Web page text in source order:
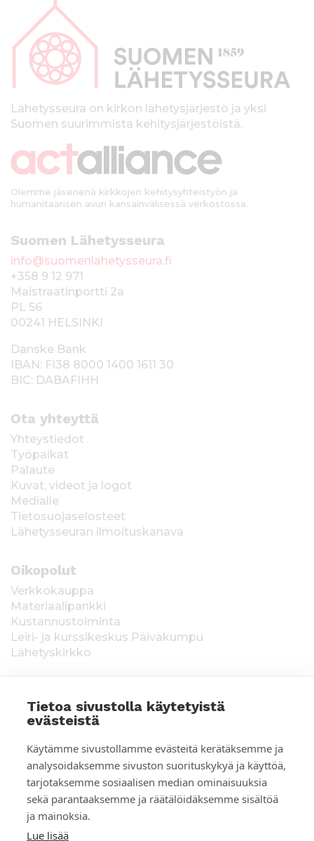
Tietoa sivustolla käytetyistä
evästeistä
Käytämme sivustollamme evästeitä kerätäksemme ja
analysoidaksemme sivuston suorituskykyä ja käyttöä,
tarjotaksemme sosiaalisen median ominaisuuksia
sekä parantaaksemme ja räätälöidäksemme sisältöä
ja mainoksia.
Lue lisää
p
kLähetysseura on kirkon lähetysjärjestö ja yksi
Suomen suurimmista kehitysjärjestöistä.
Olemme jäsenenä kirkkojen kehitysyhteistyön ja
humanitaarisen avun kansainvälisessä verkostossa.
Suomen Lähetysseura
info@suomenlahetysseura.fi
+358 9 12 971
Maistraatinportti 2a
PL 56
00241 HELSINKI
Danske Bank
IBAN: FI38 8000 1400 1611 30
BIC: DABAFIHH
Ota yhteyttä
Yhteystiedot
Työpaikat
Palaute
Kuvat, videot ja logot
Medialle
Tietosuojaselosteet
Lähetysseuran ilmoituskanava
Oikopolut
Verkkokauppa
Materiaalipankki
Kustannustoiminta
Leiri- ja kurssikeskus Päiväkumpu
Lähetyskirkko
voimassa toistaiseksi 1.1.2021 alkaen, myönnetty
1.12.2020, Poliisihallitus. Ahvenanmaa ÅLR
2025/5437, voimassa 1.1.–31.12.2026, myönnetty
28.8.2025 Ahvenanmaan maakuntahallitus. Kerätyt
varat käytetään Suomen Lähetysseuran
ulkomaantyöhön. Lahjoittajan tiedot tallennetaan